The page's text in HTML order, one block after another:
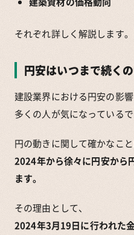
それぞれ詳しく解説します。
円安はいつまで続く
建設業界における円安の影
多くの人が気になっているで
円の動きに関して確かなこと
2024年から徐々に円安から
ます。
その理由として、
2024年3月19日に行われた